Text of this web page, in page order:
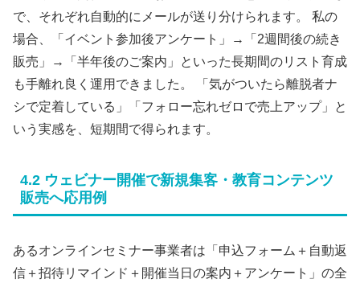
で、それぞれ自動的にメールが送り分けられます。 私の
場合、「イベント参加後アンケート」→「2週間後の続き
販売」→「半年後のご案内」といった長期間のリスト育成
も手離れ良く運用できました。 「気がついたら離脱者ナ
シで定着している」「フォロー忘れゼロで売上アップ」と
いう実感を、短期間で得られます。
4.2 ウェビナー開催で新規集客・教育コンテンツ
販売へ応用例
あるオンラインセミナー事業者は「申込フォーム＋自動返
信＋招待リマインド＋開催当日の案内＋アンケート」の全